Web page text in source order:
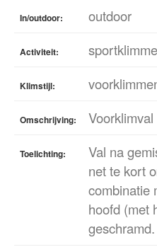
In/outdoor: outdoor
Activiteit:
Klimstijl:
Omschrijving:
Toelichting:
Val na
net te kort
combinatie
hoofd (met
geschramd.